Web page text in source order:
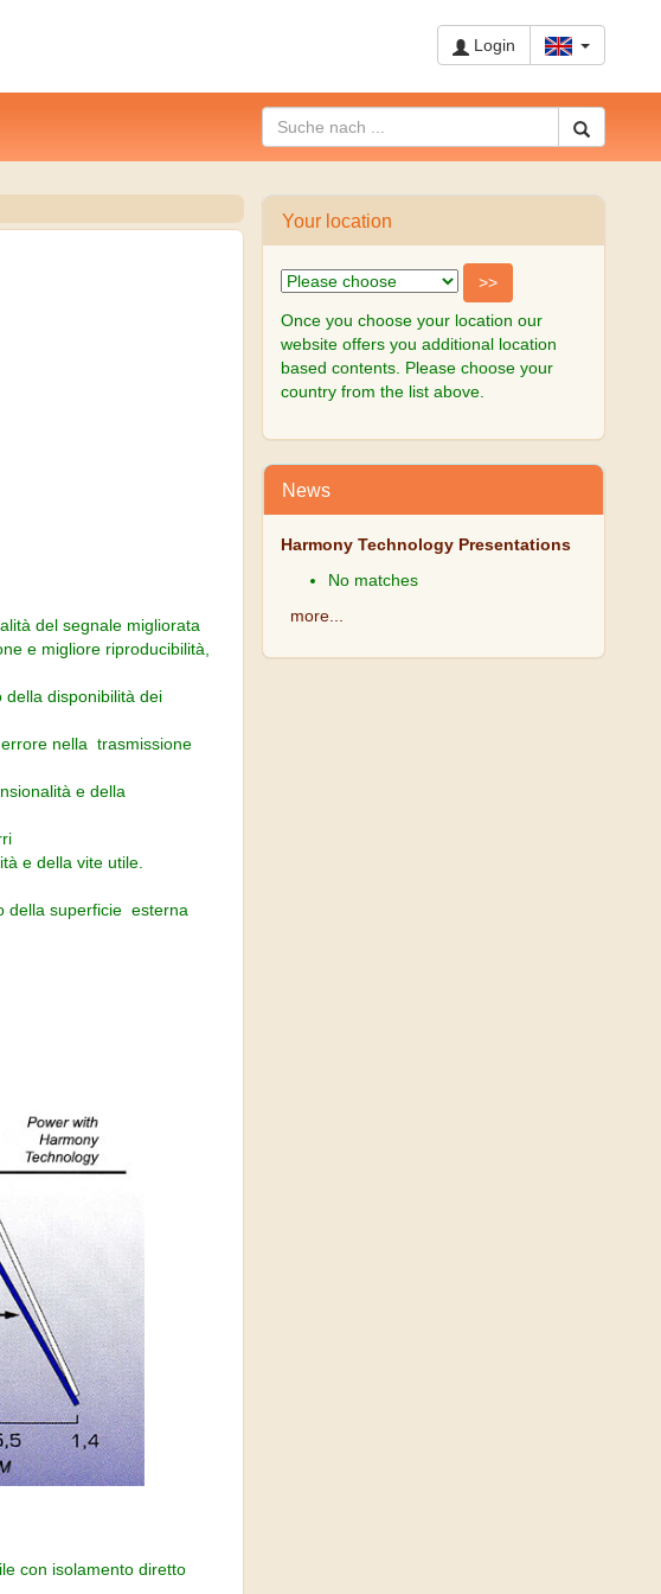
del segnale migliorata
e migliore riproducibilità,
disponibilità dei
nella trasmissione
e della
e della vite utile.
della superficie esterna
con isolamento diretto
Your location
Once you choose your location our
website offers you additional location
based contents. Please choose your
country from the list above.
News
Harmony Technology Presentations
No matches
more...
Login